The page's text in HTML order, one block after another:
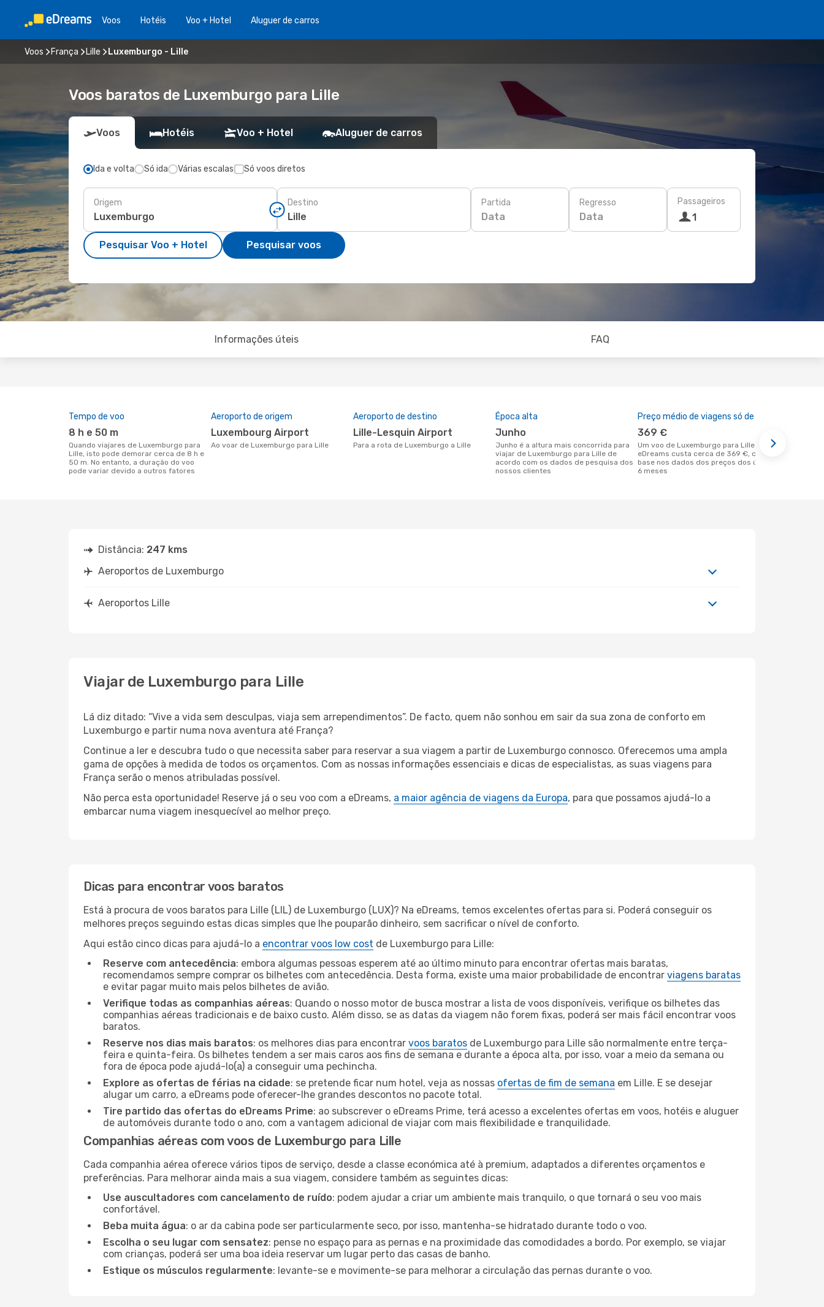
Voos Hotéis Voo + Hotel Aluguer de carros
Voos França Lille Luxemburgo - Lille
Voos baratos de Luxemburgo para Lille
Voos Hotéis Voo + Hotel Aluguer de carros
Ida e volta Só ida Várias escalas Só voos diretos
Origem Destino Partida
Data
Regresso
Data
Passageiros
1
Pesquisar Voo + Hotel Pesquisar voos
Informações úteis FAQ
Tempo de voo
8 h e 50 m
Quando viajares de Luxemburgo para
Lille, isto pode demorar cerca de 8 h e
50 m. No entanto, a duração do voo
pode variar devido a outros fatores
Aeroporto de origem
Luxembourg Airport
Ao voar de Luxemburgo para Lille
Aeroporto de destino
Lille-Lesquin Airport
Para a rota de Luxemburgo a Lille
Época alta
junho
junho é a altura mais concorrida para
viajar de Luxemburgo para Lille de
acordo com os dados de pesquisa dos
nossos clientes
Preço médio de viagens só de ida
369 €
Um voo de Luxemburgo para Lille na
eDreams custa cerca de 369 €, com
base nos dados dos preços dos últimos
6 meses
Distância: 247 kms
Aeroportos de Luxemburgo
Aeroportos Lille
Viajar de Luxemburgo para Lille
Lá diz ditado: “Vive a vida sem desculpas, viaja sem arrependimentos”. De facto, quem não sonhou em sair da sua zona de conforto em
Luxemburgo e partir numa nova aventura até França?
Continue a ler e descubra tudo o que necessita saber para reservar a sua viagem a partir de Luxemburgo connosco. Oferecemos uma ampla
gama de opções à medida de todos os orçamentos. Com as nossas informações essenciais e dicas de especialistas, as suas viagens para
França serão o menos atribuladas possível.
Não perca esta oportunidade! Reserve já o seu voo com a eDreams, a maior agência de viagens da Europa, para que possamos ajudá-lo a
embarcar numa viagem inesquecível ao melhor preço.
Dicas para encontrar voos baratos
Está à procura de voos baratos para Lille (LIL) de Luxemburgo (LUX)? Na eDreams, temos excelentes ofertas para si. Poderá conseguir os
melhores preços seguindo estas dicas simples que lhe pouparão dinheiro, sem sacrificar o nível de conforto.
Aqui estão cinco dicas para ajudá-lo a encontrar voos low cost de Luxemburgo para Lille:
Reserve com antecedência: embora algumas pessoas esperem até ao último minuto para encontrar ofertas mais baratas,
recomendamos sempre comprar os bilhetes com antecedência. Desta forma, existe uma maior probabilidade de encontrar viagens baratas
e evitar pagar muito mais pelos bilhetes de avião.
Verifique todas as companhias aéreas: Quando o nosso motor de busca mostrar a lista de voos disponíveis, verifique os bilhetes das
companhias aéreas tradicionais e de baixo custo. Além disso, se as datas da viagem não forem fixas, poderá ser mais fácil encontrar voos
baratos.
Reserve nos dias mais baratos: os melhores dias para encontrar voos baratos de Luxemburgo para Lille são normalmente entre terça-
feira e quinta-feira. Os bilhetes tendem a ser mais caros aos fins de semana e durante a época alta, por isso, voar a meio da semana ou
fora de época pode ajudá-lo(a) a conseguir uma pechincha.
Explore as ofertas de férias na cidade: se pretende ficar num hotel, veja as nossas ofertas de fim de semana em Lille. E se desejar
alugar um carro, a eDreams pode oferecer-lhe grandes descontos no pacote total.
Tire partido das ofertas do eDreams Prime: ao subscrever o eDreams Prime, terá acesso a excelentes ofertas em voos, hotéis e aluguer
de automóveis durante todo o ano, com a vantagem adicional de viajar com mais flexibilidade e tranquilidade.
Companhias aéreas com voos de Luxemburgo para Lille
Cada companhia aérea oferece vários tipos de serviço, desde a classe económica até à premium, adaptados a diferentes orçamentos e
preferências. Para melhorar ainda mais a sua viagem, considere também as seguintes dicas:
Use auscultadores com cancelamento de ruído: podem ajudar a criar um ambiente mais tranquilo, o que tornará o seu voo mais
confortável.
Beba muita água: o ar da cabina pode ser particularmente seco, por isso, mantenha-se hidratado durante todo o voo.
Escolha o seu lugar com sensatez: pense no espaço para as pernas e na proximidade das comodidades a bordo. Por exemplo, se viajar
com crianças, poderá ser uma boa ideia reservar um lugar perto das casas de banho.
Estique os músculos regularmente: levante-se e movimente-se para melhorar a circulação das pernas durante o voo.